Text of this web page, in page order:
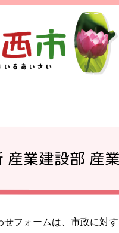
産業建設部 産
せフォームは、市政に対